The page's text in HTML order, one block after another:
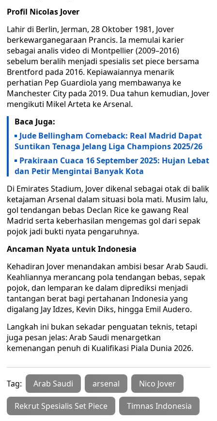
Profil Nicolas Jover
Lahir di Berlin, Jerman, 28 Oktober 1981, Jover
berkewarganegaraan Prancis. Ia memulai karier
sebagai analis video di Montpellier (2009–2016)
sebelum beralih menjadi spesialis set piece bersama
Brentford pada 2016. Kepiawaiannya menarik
perhatian Pep Guardiola yang membawanya ke
Manchester City pada 2019. Dua tahun kemudian, Jover
mengikuti Mikel Arteta ke Arsenal.
Baca Juga:
Jude Bellingham Comeback: Real Madrid Dapat
Suntikan Tenaga Jelang Liga Champions 2025/26
Prakiraan Cuaca 16 September 2025: Hujan Lebat
dan Petir Mengintai Banyak Kota
Di Emirates Stadium, Jover dikenal sebagai otak di balik
ketajaman Arsenal dalam situasi bola mati. Musim lalu,
gol tendangan bebas Declan Rice ke gawang Real
Madrid serta keberhasilan mengemas gol dari sepak
pojok jadi bukti nyata pengaruhnya.
Ancaman Nyata untuk Indonesia
Kehadiran Jover menandakan ambisi besar Arab Saudi.
Keahliannya merancang pola tendangan bebas, sepak
pojok, dan lemparan ke dalam diprediksi menjadi
tantangan berat bagi pertahanan Indonesia yang
digalang Jay Idzes, Kevin Diks, hingga Emil Audero.
Langkah ini bukan sekadar penguatan teknis, tetapi
juga pesan jelas: Arab Saudi menargetkan
kemenangan penuh di Kualifikasi Piala Dunia 2026.
Tag: Arab Saudi arsenal Nico Jover
Rekrut Spesialis Set Piece Timnas Indonesia